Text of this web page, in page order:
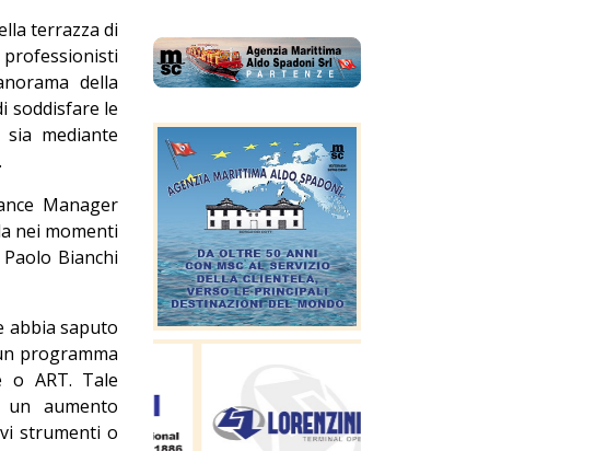
terrazza di
della
soddisfare le
mediante
Manager
nei momenti
Bianchi
abbia saputo
programma
o ART. Tale
aumento
strumenti o